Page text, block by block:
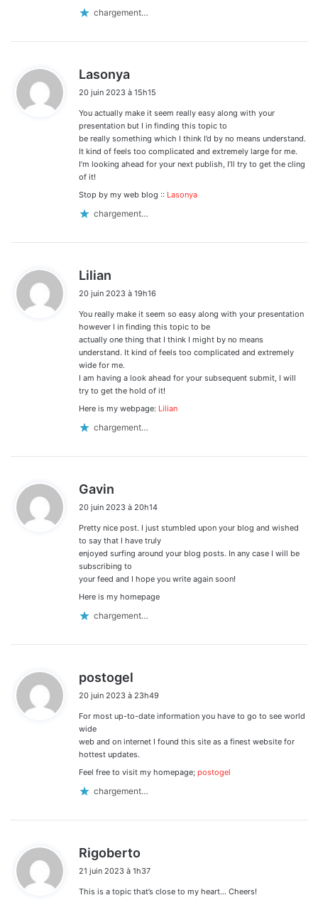
chargement…
Lasonya
t
:
20 juin 2023 à 15h15
You actually make it seem really easy along with your
presentation but I in finding this topic to
be really something which I think I’d by no means understand.
It kind of feels too complicated and extremely large for me.
I’m looking ahead for your next publish, I’ll try to get the cling
of it!
Stop by my web blog :: Lasonya
chargement…
Lilian
t
20 juin 2023 à 19h16
You really make it seem so easy along with your presentation
however I in finding this topic to be
actually one thing that I think I might by no means
understand. It kind of feels too complicated and extremely
wide for me.
I am having a look ahead for your subsequent submit, I will
try to get the hold of it!
Here is my webpage: Lilian
chargement…
Gavin
t
:
20 juin 2023 à 20h14
Pretty nice post. I just stumbled upon your blog and wished
to say that I have truly
enjoyed surfing around your blog posts. In any case I will be
subscribing to
your feed and I hope you write again soon!
Here is my homepage
chargement…
postogel
t
20 juin 2023 à 23h49
For most up-to-date information you have to go to see world
wide
web and on internet I found this site as a finest website for
hottest updates.
Feel free to visit my homepage; postogel
chargement…
Rigoberto
t
21 juin 2023 à 1h37
This is a topic that’s close to my heart… Cheers!